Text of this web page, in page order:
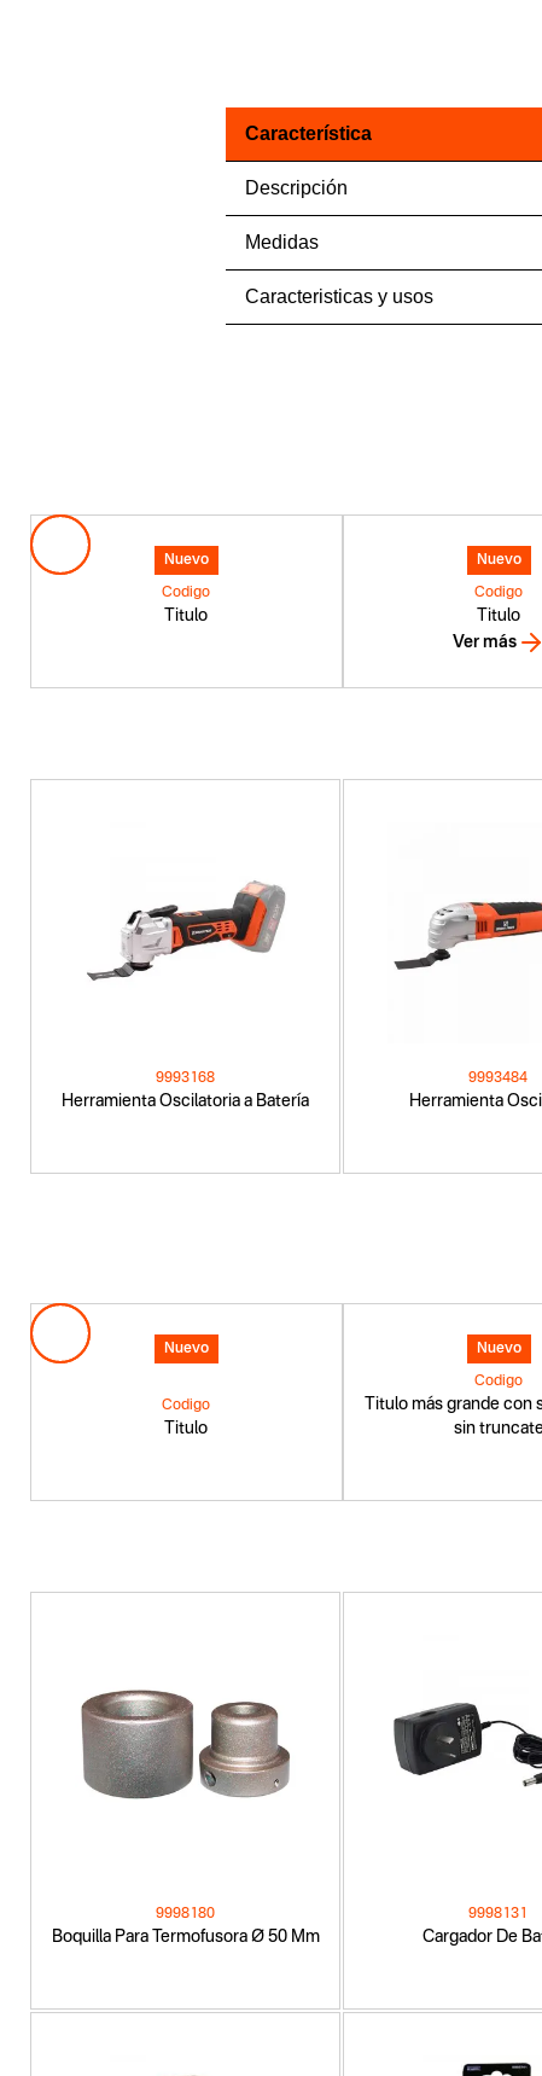
Característica
Descripción
Medidas
Caracteristicas y usos
Nuevo
Titulo
Codigo
Nuevo
Titulo
Codigo
Ver más
Herramienta Oscilatoria a Batería
9993168
Herramienta
9993484
Nuevo
Titulo
Codigo
Nuevo
Titulo más grande con
sin
Codigo
Boquilla Para Termofusora Ø 50 Mm
9998180
Cargador De
9998131